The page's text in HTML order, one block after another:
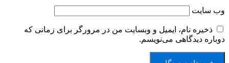
وب‌ سایت
ذخیره نام، ایمیل و وبسایت من در مرورگر برای زمانی که
دوباره دیدگاهی می‌نویسم.